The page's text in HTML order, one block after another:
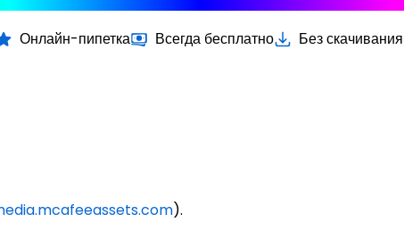
Онлайн-пипетка Всегда бесплатно Без скачивания
).